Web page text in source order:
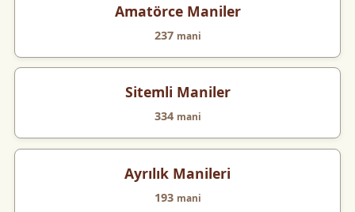
Amatörce Maniler
237 mani
Sitemli Maniler
334 mani
Ayrılık Manileri
193 mani